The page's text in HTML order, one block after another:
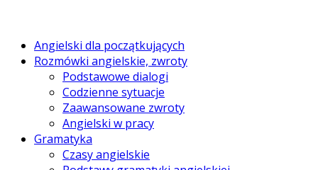
Angielski dla początkujących
Rozmówki angielskie, zwroty
Podstawowe dialogi
Codzienne sytuacje
Zaawansowane zwroty
Angielski w pracy
Gramatyka
Czasy angielskie